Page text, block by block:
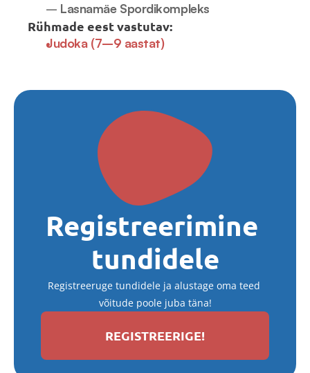
– Lasnamäe Spordikompleks
Rühmade eest vastutav:
Judoka (7–9 aastat)
Registreerimine
tundidele
Registreeruge tundidele ja alustage oma teed
võitude poole juba täna!
REGISTREERIGE!